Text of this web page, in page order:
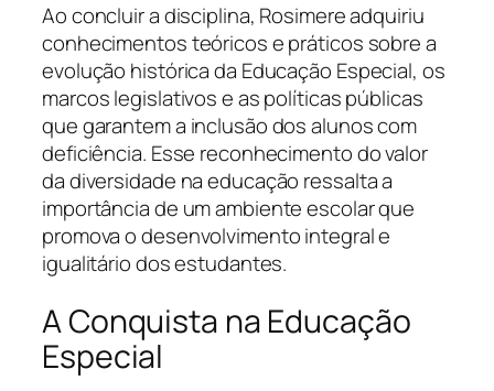
Ao concluir a disciplina, Rosimere adquiriu
conhecimentos teóricos e práticos sobre a
evolução histórica da Educação Especial, os
marcos legislativos e as políticas públicas
que garantem a inclusão dos alunos com
deficiência. Esse reconhecimento do valor
da diversidade na educação ressalta a
importância de um ambiente escolar que
promova o desenvolvimento integral e
igualitário dos estudantes.
A Conquista na Educação
Especial